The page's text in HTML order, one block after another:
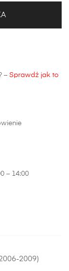
– Sprawdź jak to
– 14:00
2009)